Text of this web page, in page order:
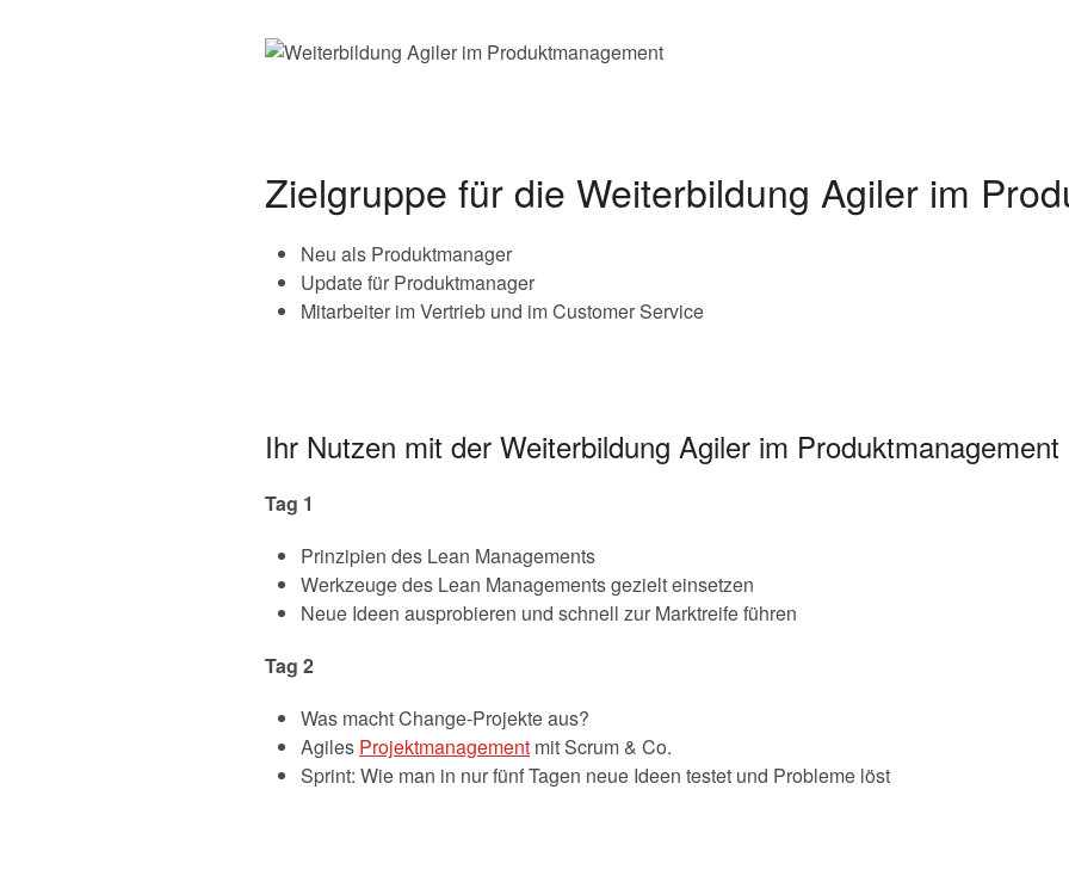
Zielgruppe für die Weiterbildung Agiler im
Neu als Produktmanager
Update für Produktmanager
Mitarbeiter im Vertrieb und im Customer Service
Ihr Nutzen mit der Weiterbildung Agiler im Produktmanagement
Tag 1
Prinzipien des Lean Managements
Werkzeuge des Lean Managements gezielt einsetzen
Neue Ideen ausprobieren und schnell zur Marktreife führen
Tag 2
Was macht Change-Projekte aus?
Agiles Projektmanagement mit Scrum & Co.
Sprint: Wie man in nur fünf Tagen neue Ideen testet und Probleme löst